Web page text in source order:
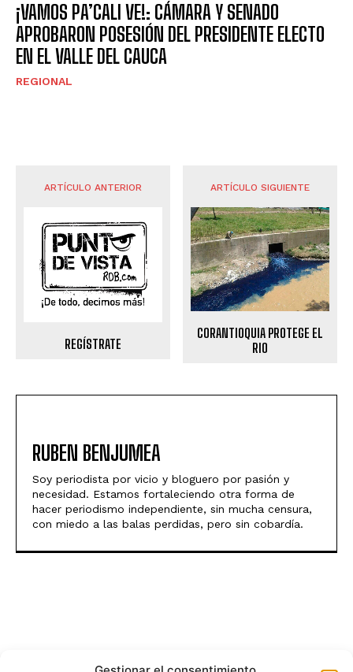
¡VAMOS PA’CALI VE!: CÁMARA Y SENADO
APROBARON POSESIÓN DEL PRESIDENTE ELECTO
EN EL VALLE DEL CAUCA
REGIONAL
ARTÍCULO ANTERIOR
REGÍSTRATE
ARTÍCULO SIGUIENTE
CORANTIOQUIA PROTEGE EL
RIO
RUBEN BENJUMEA
Soy periodista por vicio y bloguero por pasión y
necesidad. Estamos fortaleciendo otra forma de
hacer periodismo independiente, sin mucha censura,
con miedo a las balas perdidas, pero sin cobardía.